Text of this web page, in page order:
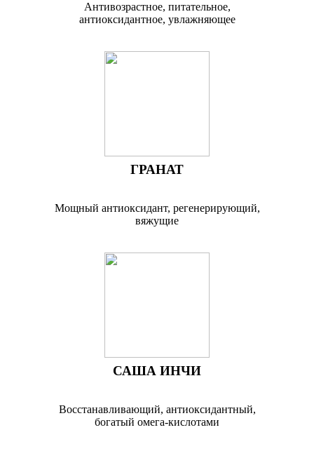
Антивозрастное, питательное,
антиоксидантное, увлажняющее
ГРАНАТ
Мощный антиоксидант, регенерирующий,
вяжущие
САША ИНЧИ
Восстанавливающий, антиоксидантный,
богатый омега-кислотами